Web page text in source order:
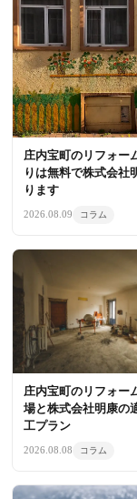
庄内宝町のリフォー
りは無料で株式会社
ります
2026.08.09 コラム
庄内宝町のリフォー
場と株式会社明康の
工プラン
2026.08.08 コラム